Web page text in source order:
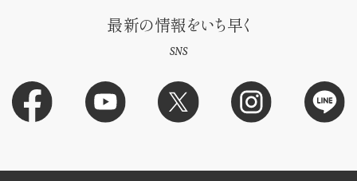
最新の情報をいち早く
SNS